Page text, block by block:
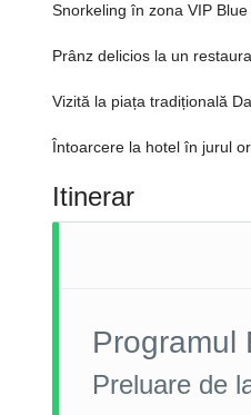
Snorkeling în zona VIP
Prânz delicios la un
Vizită la piața tradițională
Întoarcere la hotel în jurul
Itinerar
Programul
Preluare de